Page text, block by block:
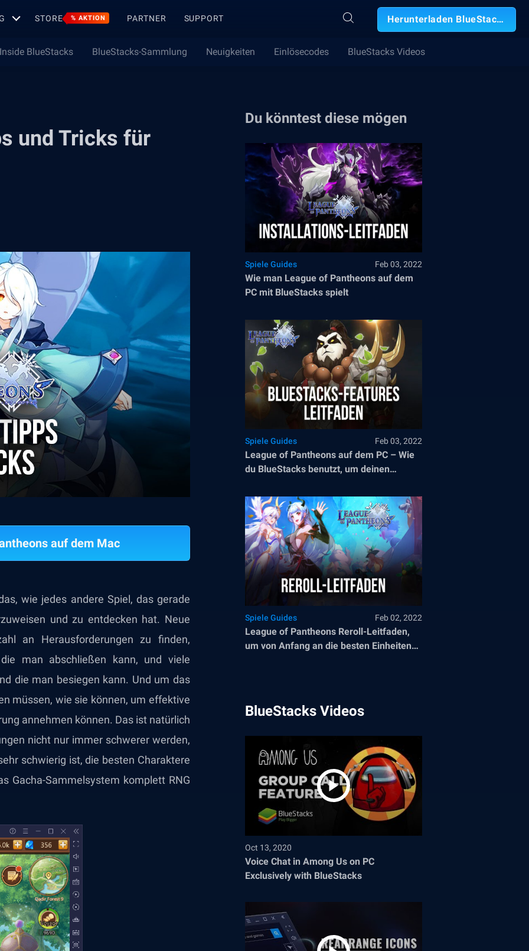
STORE % AKTION PARTNER SUPPORT Herunterladen BlueStacks
Inside BlueStacks BlueStacks-Sammlung Neuigkeiten Einlösecodes BlueStacks Videos
und Tricks für
auf dem Mac
wie jedes andere Spiel, das gerade
und zu entdecken hat. Neue
an Herausforderungen zu finden,
man abschließen kann, und viele
die man besiegen kann. Und um das
müssen, wie sie können, um effektive
annehmen können. Das ist natürlich
nicht nur immer schwerer werden,
schwierig ist, die besten Charaktere
Gacha-Sammelsystem komplett RNG
Du könntest diese mögen
Spiele Guides Feb 03, 2022
Wie man League of Pantheons auf dem
PC mit BlueStacks spielt
Spiele Guides Feb 03, 2022
League of Pantheons auf dem PC – Wie
du BlueStacks benutzt, um deinen
verbessern
Spiele Guides Feb 02, 2022
League of Pantheons Reroll-Leitfaden,
um von Anfang an die besten Einheiten
BlueStacks Videos
Oct 13, 2020
Voice Chat in Among Us on PC
Exclusively with BlueStacks